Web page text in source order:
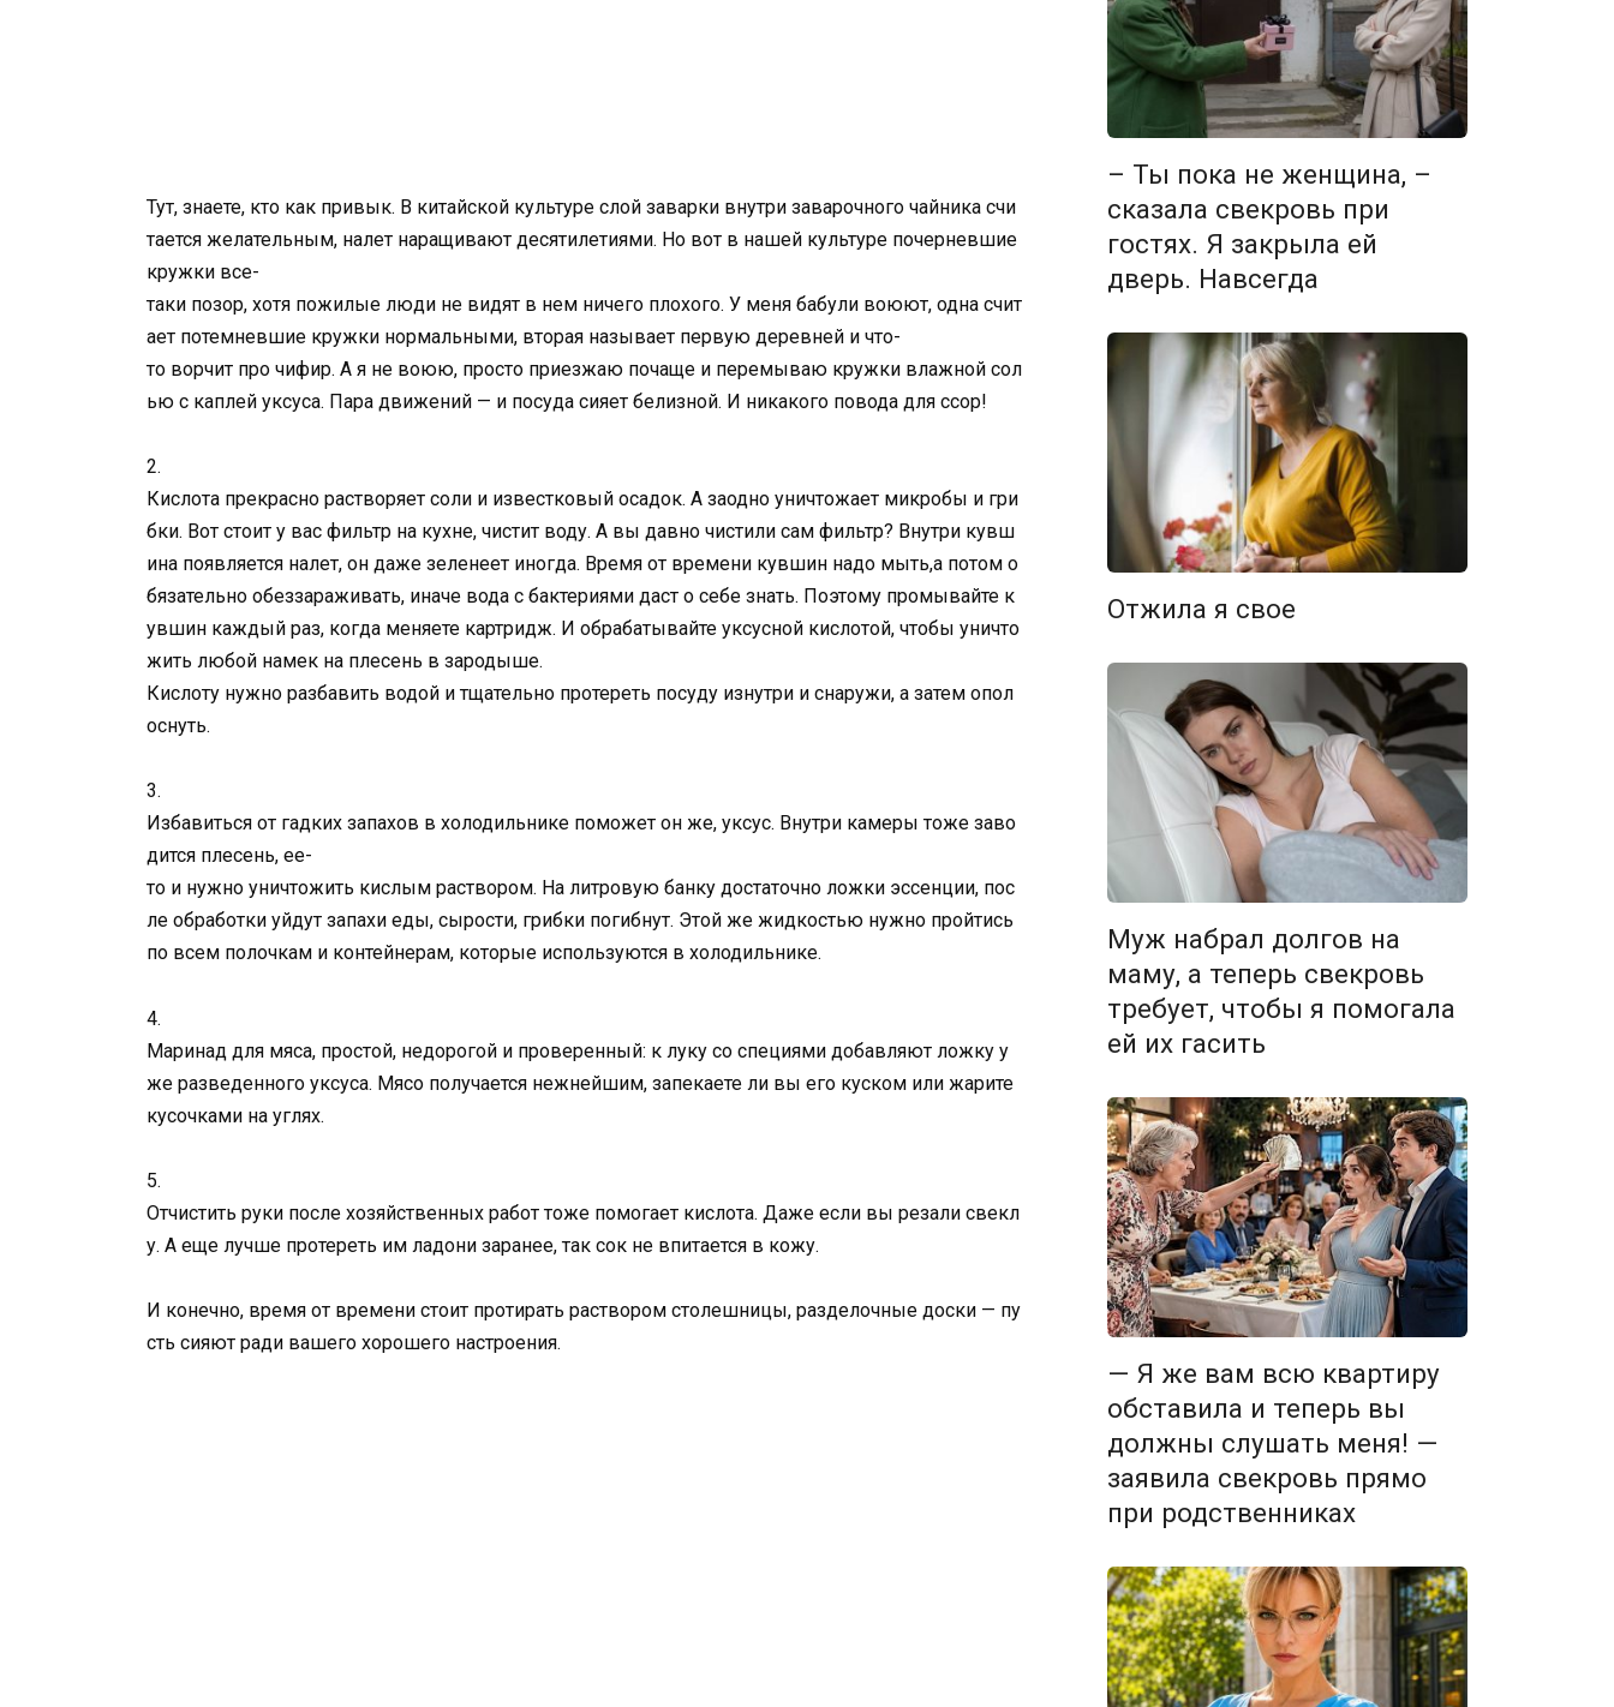
Тут, знаете, кто как привык. В китайской культуре слой заварки внутри заварочного чайника счи
тается желательным, налет наращивают десятилетиями. Но вот в нашей культуре почерневшие
кружки все-
таки позор, хотя пожилые люди не видят в нем ничего плохого. У меня бабули воюют, одна счит
ает потемневшие кружки нормальными, вторая называет первую деревней и что-
то ворчит про чифир. А я не воюю, просто приезжаю почаще и перемываю кружки влажной сол
ью с каплей уксуса. Пара движений — и посуда сияет белизной. И никакого повода для ссор!
2.
Кислота прекрасно растворяет соли и известковый осадок. А заодно уничтожает микробы и гри
бки. Вот стоит у вас фильтр на кухне, чистит воду. А вы давно чистили сам фильтр? Внутри кувш
ина появляется налет, он даже зеленеет иногда. Время от времени кувшин надо мыть,а потом о
бязательно обеззараживать, иначе вода с бактериями даст о себе знать. Поэтому промывайте к
увшин каждый раз, когда меняете картридж. И обрабатывайте уксусной кислотой, чтобы уничто
жить любой намек на плесень в зародыше.
Кислоту нужно разбавить водой и тщательно протереть посуду изнутри и снаружи, а затем опол
оснуть.
3.
Избавиться от гадких запахов в холодильнике поможет он же, уксус. Внутри камеры тоже заво
дится плесень, ее-
то и нужно уничтожить кислым раствором. На литровую банку достаточно ложки эссенции, пос
ле обработки уйдут запахи еды, сырости, грибки погибнут. Этой же жидкостью нужно пройтись
по всем полочкам и контейнерам, которые используются в холодильнике.
4.
Маринад для мяса, простой, недорогой и проверенный: к луку со специями добавляют ложку у
же разведенного уксуса. Мясо получается нежнейшим, запекаете ли вы его куском или жарите
кусочками на углях.
5.
Отчистить руки после хозяйственных работ тоже помогает кислота. Даже если вы резали свекл
у. А еще лучше протереть им ладони заранее, так сок не впитается в кожу.
И конечно, время от времени стоит протирать раствором столешницы, разделочные доски — пу
сть сияют ради вашего хорошего настроения.
– Ты пока не женщина, –
сказала свекровь при
гостях. Я закрыла ей
дверь. Навсегда
Отжила я свое
Муж набрал долгов на
маму, а теперь свекровь
требует, чтобы я помогала
ей их гасить
— Я же вам всю квартиру
обставила и теперь вы
должны слушать меня! —
заявила свекровь прямо
при родственниках